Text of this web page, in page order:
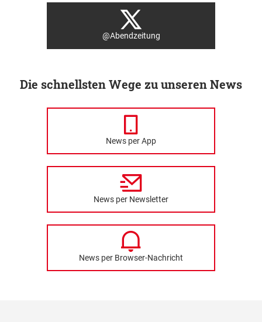
@Abendzeitung
Die schnellsten Wege zu unseren News
News per App
News per Newsletter
News per Browser-Nachricht